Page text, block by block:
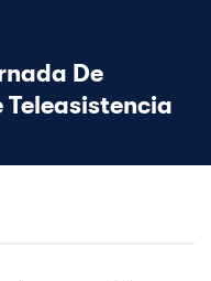
De
Teleasistencia